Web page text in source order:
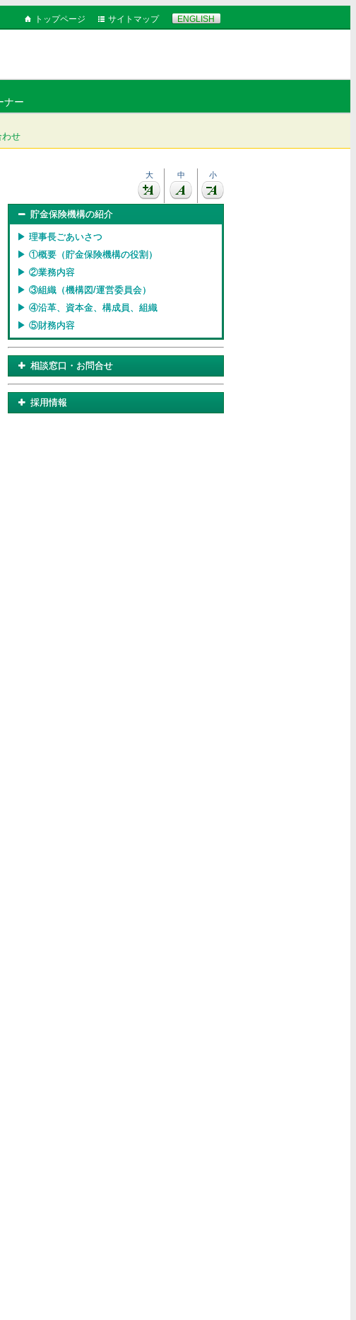
トップページ サイトマップ ENGLISH
ナー
わせ
大 中 小
貯金保険機構の紹介
▶︎ 理事長ごあいさつ
▶︎ ①概要（貯金保険機構の役割）
▶︎ ②業務内容
▶︎ ③組織（機構図/運営委員会）
▶︎ ④沿革、資本金、構成員、組織
▶︎ ⑤財務内容
相談窓口・お問合せ
採用情報